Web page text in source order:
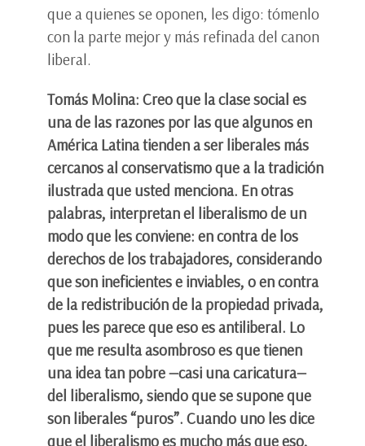
que a quienes se oponen, les digo: tómenlo
con la parte mejor y más refinada del canon
liberal.
Tomás Molina: Creo que la clase social es
una de las razones por las que algunos en
América Latina tienden a ser liberales más
cercanos al conservatismo que a la tradición
ilustrada que usted menciona. En otras
palabras, interpretan el liberalismo de un
modo que les conviene: en contra de los
derechos de los trabajadores, considerando
que son ineficientes e inviables, o en contra
de la redistribución de la propiedad privada,
pues les parece que eso es antiliberal. Lo
que me resulta asombroso es que tienen
una idea tan pobre —casi una caricatura—
del liberalismo, siendo que se supone que
son liberales “puros”. Cuando uno les dice
que el liberalismo es mucho más que eso,